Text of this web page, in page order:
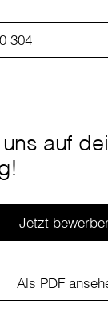
304
auf
Jetzt
Als PDF